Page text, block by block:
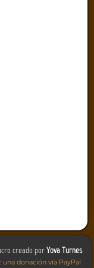
creado porYova Turnes
una donación vía PayPal